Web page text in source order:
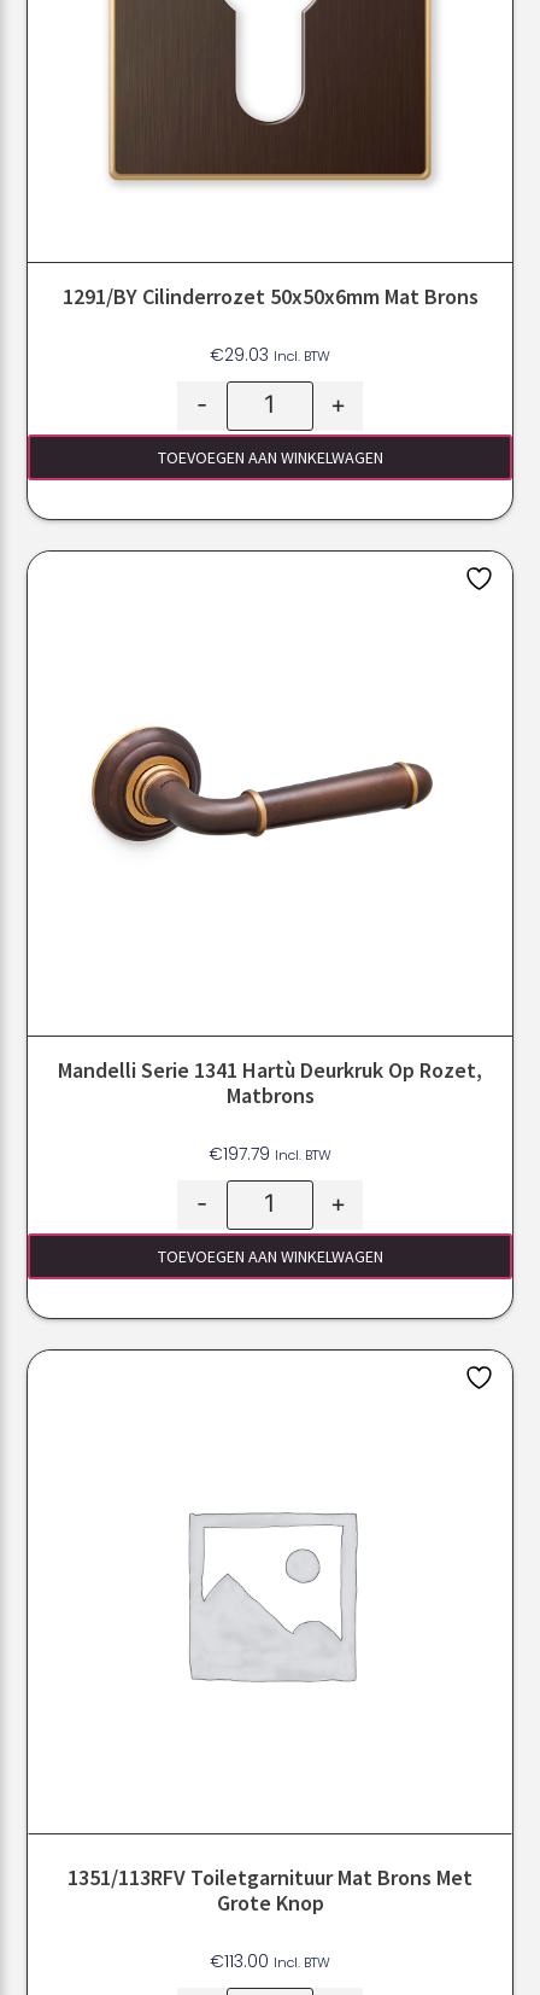
1291/BY Cilinderrozet 50x50x6mm Mat Brons
€29.03 Incl. BTW
- +
TOEVOEGEN AAN WINKELWAGEN
Mandelli Serie 1341 Hartù Deurkruk Op Rozet,
Matbrons
€197.79 Incl. BTW
- +
TOEVOEGEN AAN WINKELWAGEN
1351/113RFV Toiletgarnituur Mat Brons Met
Grote Knop
€113.00 Incl. BTW